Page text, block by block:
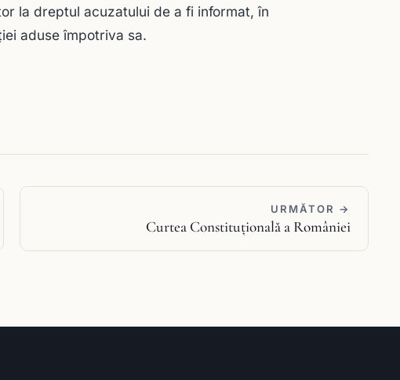
la dreptul acuzatului de a fi informat, în
aduse împotriva sa.
URMĂTOR →
Curtea Constituţională a României